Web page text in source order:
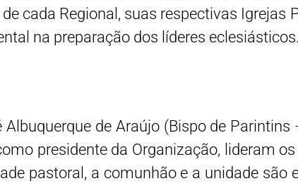
cada Regional, suas respectivas Igrejas
na preparação dos líderes
de Araújo (Bispo de
presidente da Organização, lideram
pastoral, a comunhão e a unidade são